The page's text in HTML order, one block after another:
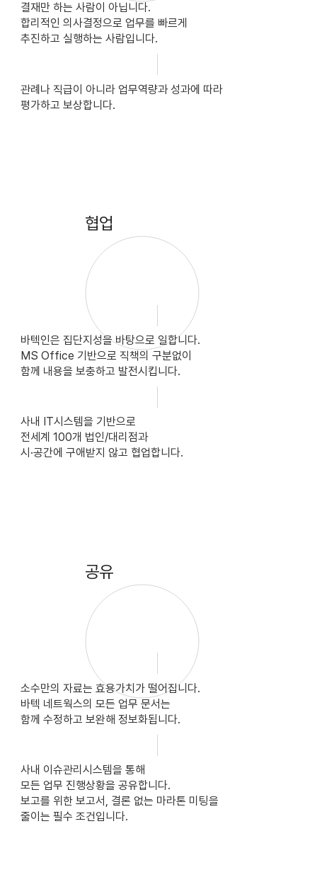
결재만 하는 사람이 아닙니다.
합리적인 의사결정으로 업무를 빠르게
추진하고 실행하는 사람입니다.
관례나 직급이 아니라 업무역량과 성과에 따라
평가하고 보상합니다.
협업
바텍인은 집단지성을 바탕으로 일합니다.
MS Office 기반으로 직책의 구분없이
함께 내용을 보충하고 발전시킵니다.
사내 IT시스템을 기반으로
전세계 100개 법인/대리점과
시·공간에 구애받지 않고 협업합니다.
​공유
소수만의 자료는 효용가치가 떨어집니다.
바텍 네트웍스의 모든 업무 문서는
함께 수정하고 보완해 정보화됩니다.
사내 이슈관리시스템을 통해
모든 업무 진행상황을 공유합니다.
보고를 위한 보고서, 결론 없는 마라톤 미팅을
줄이는 필수 조건입니다.